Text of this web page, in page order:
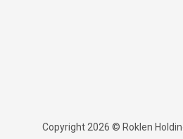
Copyright 2026 © Roklen